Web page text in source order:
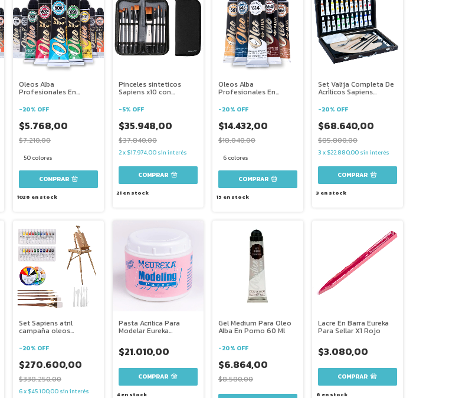
Oleos Alba
Profesionales En
-20% OFF
$5.768,00
$7.210,00
50 colores
COMPRAR
1026 en stock
Pinceles sinteticos
Sapiens x10 con
acrilic
-5% OFF
$35.948,00
$37.840,00
2x $17.974,00 sin interés
21en stock
Oleos Alba
Profesionales En
-20% OFF
$14.432,00
$18.040,00
6 colores
COMPRAR
15 en stock
Set Valija Completa De
AcrÌlicos Sapiens
-20% OFF
$68.640,00
$85.800,00
3 x $22.880,00 sin interés
3 en stock
Set Sapiens atril
campaña oleos
bastidor
-20% OFF
$270.600,00
$338.250,00
6x $45.100,00 sin interés
Pasta Acrilica Para
Modelar Eureka
$21.010,00
4en stock
Gel Medium Para Oleo
Alba En Pomo 60 Ml
-20% OFF
$6.864,00
$8.580,00
Lacre En Barra Eureka
Para Sellar X1 Rojo
$3.080,00
6 en stock